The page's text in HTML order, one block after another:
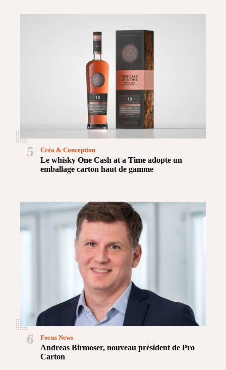
5
Le whisky One Cash at a Time adopte un
emballage carton haut de gamme
Créa & Conception
6
Andreas Birmoser, nouveau président de Pro
Carton
Focus News